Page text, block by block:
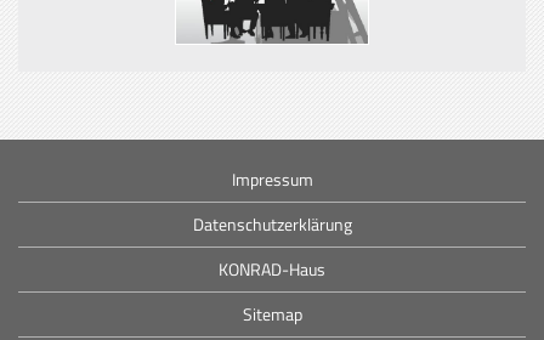
Impressum
Datenschutzerklärung
KONRAD-Haus
Sitemap